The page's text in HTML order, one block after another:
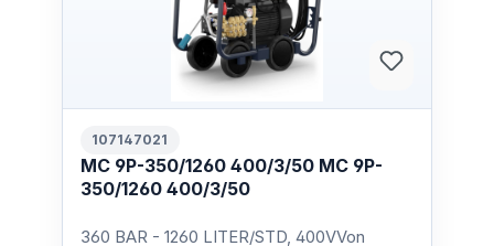
107147021
MC 9P-350/1260 400/3/50 MC 9P-
350/1260 400/3/50
360 BAR - 1260 LITER/STD, 400VVon